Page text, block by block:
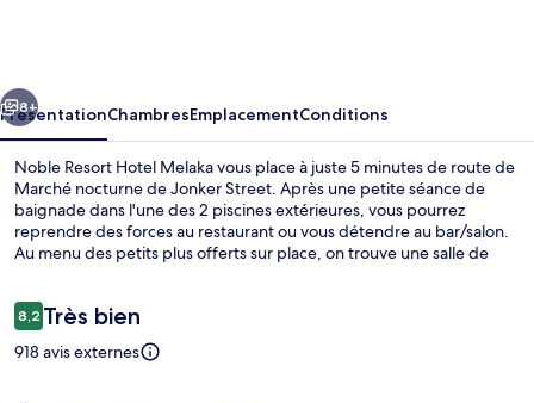
Suivant
8+
PrésentationChambresEmplacementConditions
Noble Resort Hotel Melaka vous place à juste 5 minutes de route de
Marché nocturne de Jonker Street. Après une petite séance de
baignade dans l'une des 2 piscines extérieures, vous pourrez
reprendre des forces au restaurant ou vous détendre au bar/salon.
Au menu des petits plus offerts sur place, on trouve une salle de
Avis
voyageurs
8,28,2 sur 10
Très bien
918 avis externes